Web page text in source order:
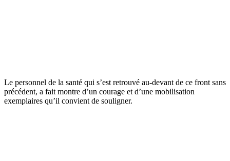
Le personnel de la santé qui s’est retrouvé au-devant de ce front sans
précédent, a fait montre d’un courage et d’une mobilisation
exemplaires qu’il convient de souligner.